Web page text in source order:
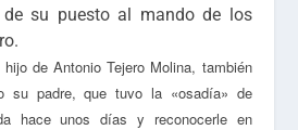
su puesto al mando de los
de Antonio Tejero Molina, también
su padre, que tuvo la «osadía» de
hace unos días y reconocerle en